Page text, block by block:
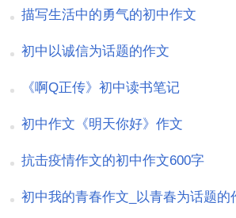
描写生活中的勇气的初中作文
初中以诚信为话题的作文
《啊Q正传》初中读书笔记
初中作文《明天你好》作文
抗击疫情作文的初中作文600字
初中我的青春作文_以青春为话题的